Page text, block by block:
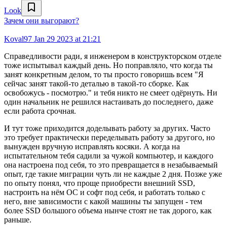
Look
Зачем они выгорают?
Koval97 Jan 29 2023 at 21:21
Справедливости ради, я инженером в конструкторском отделе
тоже испытывал каждый день. Но поправляло, что когда ты
занят конкретным делом, то ты просто говоришь всем "Я
сейчас занят такой-то деталью в такой-то сборке. Как
освобожусь - посмотрю." и тебя никто не смеет одёрнуть. Ни
один начальник не решился настаивать до последнего, даже
если работа срочная.
И тут тоже приходится доделывать работу за других. Часто
это требует практически переделывать работу за другого, но
вынужден вручную исправлять косяки. А когда на
испытательном тебя садили за чужой компьютер, и каждого
она настроена под себя, то это превращается в незабываемый
опыт, где такие миграции чуть ли не каждые 2 дня. Позже уже
по опыту понял, что проще приобрести внешний SSD,
настроить на нём ОС и софт под себя, и работать только с
него, вне зависимости с какой машины ты запущен - тем
более SSD большого объема нынче стоят не так дорого, как
раньше.